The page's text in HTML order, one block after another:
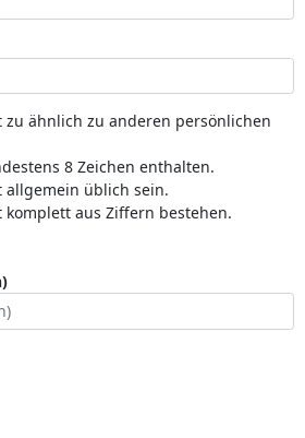
zu ähnlich zu anderen persönlichen
8 Zeichen enthalten.
allgemein üblich sein.
komplett aus Ziffern bestehen.